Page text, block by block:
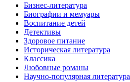
Бизнес-литература
Биографии и мемуары
Воспитание детей
Детективы
Здоровое питание
Историческая литература
Классика
Любовные романы
Научно-популярная литература